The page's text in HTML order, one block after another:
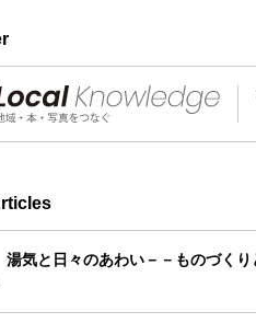
気と日々のあわい－－ものづくり